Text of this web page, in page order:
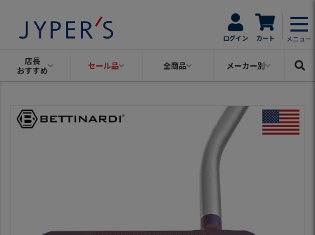
ログイン カート メニュー
店長
おすすめ
セール品 全商品 メーカー別